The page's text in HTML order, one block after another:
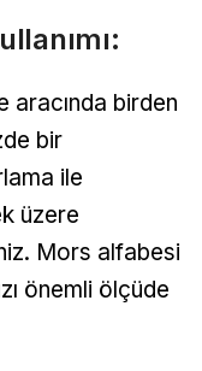
aracında birden
bir
ile
üzere
Mors alfabesi
önemli ölçüde